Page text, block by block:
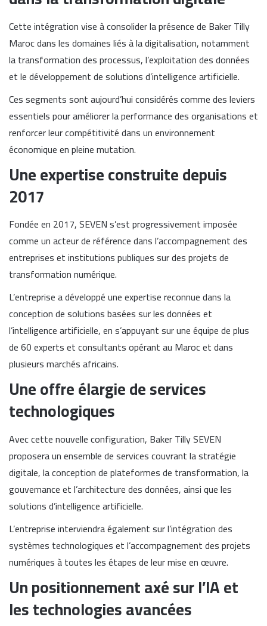
Cette intégration vise à consolider la présence de Baker Tilly
Maroc dans les domaines liés à la digitalisation, notamment
la transformation des processus, l’exploitation des données
et le développement de solutions d’intelligence artificielle.
Ces segments sont aujourd’hui considérés comme des leviers
essentiels pour améliorer la performance des organisations et
renforcer leur compétitivité dans un environnement
économique en pleine mutation.
Une expertise construite depuis
2017
Fondée en 2017, SEVEN s’est progressivement imposée
comme un acteur de référence dans l’accompagnement des
entreprises et institutions publiques sur des projets de
transformation numérique.
L’entreprise a développé une expertise reconnue dans la
conception de solutions basées sur les données et
l’intelligence artificielle, en s’appuyant sur une équipe de plus
de 60 experts et consultants opérant au Maroc et dans
plusieurs marchés africains.
Une offre élargie de services
technologiques
Avec cette nouvelle configuration, Baker Tilly SEVEN
proposera un ensemble de services couvrant la stratégie
digitale, la conception de plateformes de transformation, la
gouvernance et l’architecture des données, ainsi que les
solutions d’intelligence artificielle.
L’entreprise interviendra également sur l’intégration des
systèmes technologiques et l’accompagnement des projets
numériques à toutes les étapes de leur mise en œuvre.
Un positionnement axé sur l’IA et
les technologies avancées